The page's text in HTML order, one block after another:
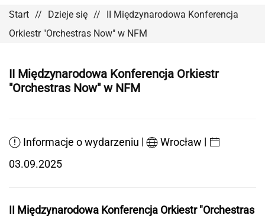
Start Dzieje się
II Międzynarodowa Konferencja
Orkiestr "Orchestras Now" w NFM
II Międzynarodowa Konferencja Orkiestr
"Orchestras Now" w NFM
Informacje o wydarzeniu | Wrocław |
03.09.2025
II Międzynarodowa Konferencja Orkiestr "Orchestras